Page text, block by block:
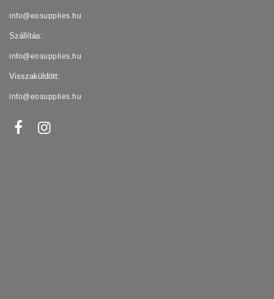
info@eosupplies.hu
Szállítás:
info@eosupplies.hu
Visszaküldött:
info@eosupplies.hu